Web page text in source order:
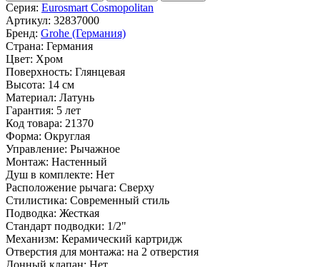
Серия: Eurosmart Cosmopolitan
Артикул: 32837000
Бренд: Grohe (Германия)
Страна: Германия
Цвет: Хром
Поверхность: Глянцевая
Высота: 14 см
Материал: Латунь
Гарантия: 5 лет
Код товара: 21370
Форма: Округлая
Управление: Рычажное
Монтаж: Настенный
Душ в комплекте: Нет
Расположение рычага: Сверху
Стилистика: Современный стиль
Подводка: Жесткая
Стандарт подводки: 1/2"
Механизм: Керамический картридж
Отверстия для монтажа: на 2 отверстия
Донный клапан: Нет